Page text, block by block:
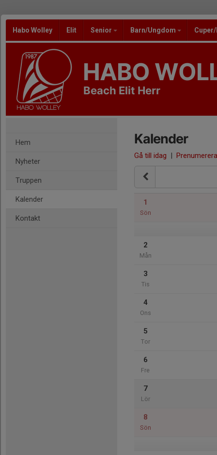
Habo Wolley Elit Senior Barn/Ungdom
HABO
Beach Elit Herr
Hem
Nyheter
Truppen
Kalender
Kontakt
Kalender
Gå till idag | Prenumerera
1
Sön
2
Mån
3
Tis
4
Ons
5
Tor
6
Fre
7
Lör
8
Sön